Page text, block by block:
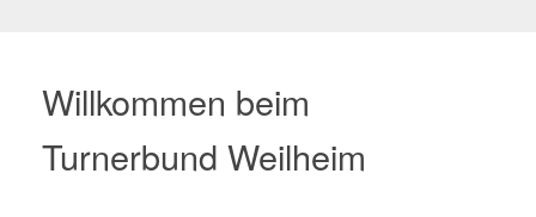
Willkommen beim
Turnerbund Weilheim